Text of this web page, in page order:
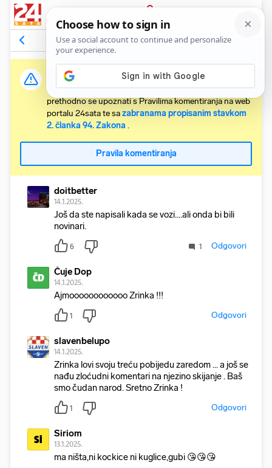
PRIJAVA
Komentari15 Relevantni
Važna obavijest:
Svaki korisnik koji želi komentirati članke obvezan je
prethodno se upoznati s Pravilima komentiranja na web
portalu 24sata te sazabranama propisanim stavkom
2. članka 94. Zakona .
Pravila komentiranja
doitbetter
14.1.2025.
Još da ste napisali kada se vozi....ali onda bi bili
novinari.
6 1 Odgovori
ČD Čuje Dop
14.1.2025.
Ajmoooooooooooo Zrinka !!!
1 Odgovori
slavenbelupo
14.1.2025.
Zrinka lovi svoju treću pobijedu zaredom ... a još se
nađu zloćudni komentari na njezino skijanje . Baš
smo čudan narod. Sretno Zrinka !
1 Odgovori
Si Siriom
13.1.2025.
ma ništa,ni kockice ni kuglice,gubi 😘😘😘